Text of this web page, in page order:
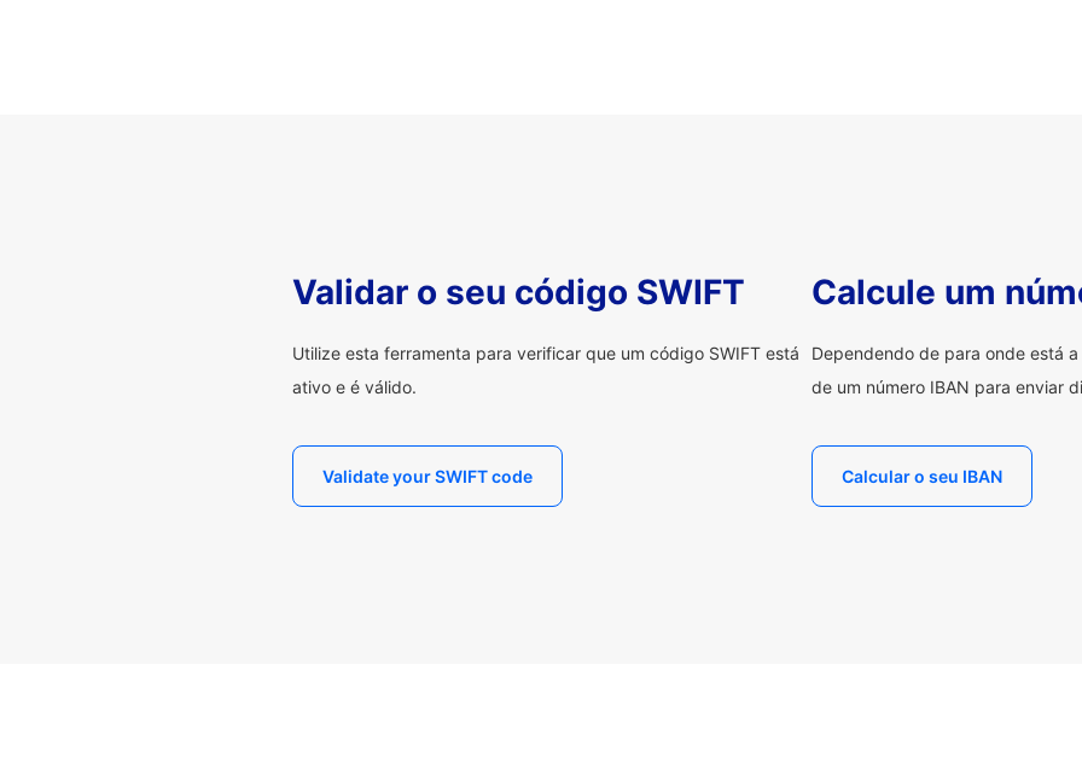
Validar o seu código SWIFT
Utilize esta ferramenta para verificar que um código SWIFT está
ativo e é válido.
Validate your SWIFT code
Calcule um
Dependendo de para onde está
de um número IBAN para enviar
Calcular o seu IBAN